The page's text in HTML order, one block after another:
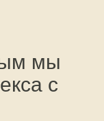
мы
с